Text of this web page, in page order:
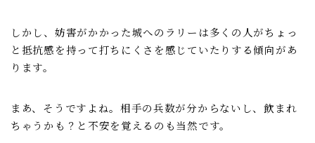
おすすめ情報
ポイ活
ギルド紹介掲示板
しかし、妨害がかかった城へのラリーは多くの人がちょっ
と抵抗感を持って打ちにくさを感じていたりする傾向があ
ります。
まあ、そうですよね。相手の兵数が分からないし、飲まれ
ちゃうかも？と不安を覚えるのも当然です。